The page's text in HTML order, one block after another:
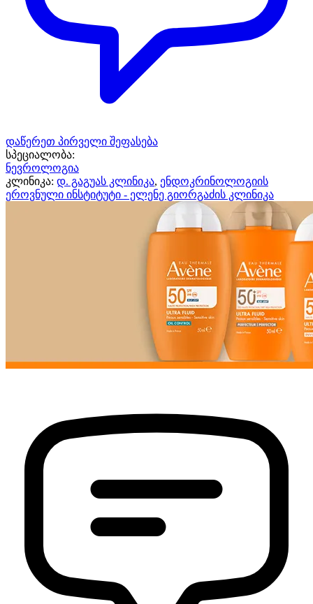
დაწერეთ პირველი შეფასება
სპეციალობა:
ნევროლოგია
კლინიკა: დ. გაგუას კლინიკა, ენდოკრინოლოგიის
ეროვნული ინსტიტუტი - ელენე გიორგაძის კლინიკა